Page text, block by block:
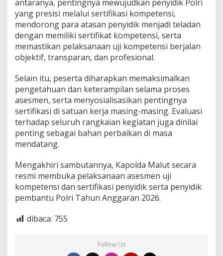
antaranya, pentingnya mewujudkan penyidik Polri
yang presisi melalui sertifikasi kompetensi,
mendorong para atasan penyidik menjadi teladan
dengan memiliki sertifikat kompetensi, serta
memastikan pelaksanaan uji kompetensi berjalan
objektif, transparan, dan profesional.
Selain itu, peserta diharapkan memaksimalkan
pengetahuan dan keterampilan selama proses
asesmen, serta menyosialisasikan pentingnya
sertifikasi di satuan kerja masing-masing. Evaluasi
terhadap seluruh rangkaian kegiatan juga dinilai
penting sebagai bahan perbaikan di masa
mendatang.
Mengakhiri sambutannya, Kapolda Malut secara
resmi membuka pelaksanaan asesmen uji
kompetensi dan sertifikasi penyidik serta penyidik
pembantu Polri Tahun Anggaran 2026.
dibaca: 755
Follow Us